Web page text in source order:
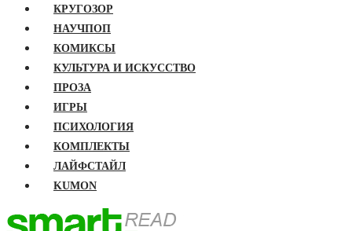
КРУГОЗОР
НАУЧПОП
КОМИКСЫ
КУЛЬТУРА И ИСКУССТВО
ПРОЗА
ИГРЫ
ПСИХОЛОГИЯ
КОМПЛЕКТЫ
ЛАЙФСТАЙЛ
KUMON